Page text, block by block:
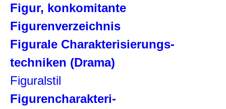
Figur, konkomitante
Figurenverzeichnis
Figurale Charakterisierungs-
techniken (Drama)
Figuralstil
Figurencharakteri-